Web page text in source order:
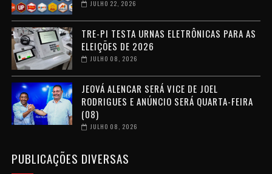
JULHO 22, 2026
TRE-PI TESTA URNAS ELETRÔNICAS PARA AS
ELEIÇÕES DE 2026
JULHO 08, 2026
JEOVÁ ALENCAR SERÁ VICE DE JOEL
RODRIGUES E ANÚNCIO SERÁ QUARTA-FEIRA
(08)
JULHO 08, 2026
PUBLICAÇÕES DIVERSAS